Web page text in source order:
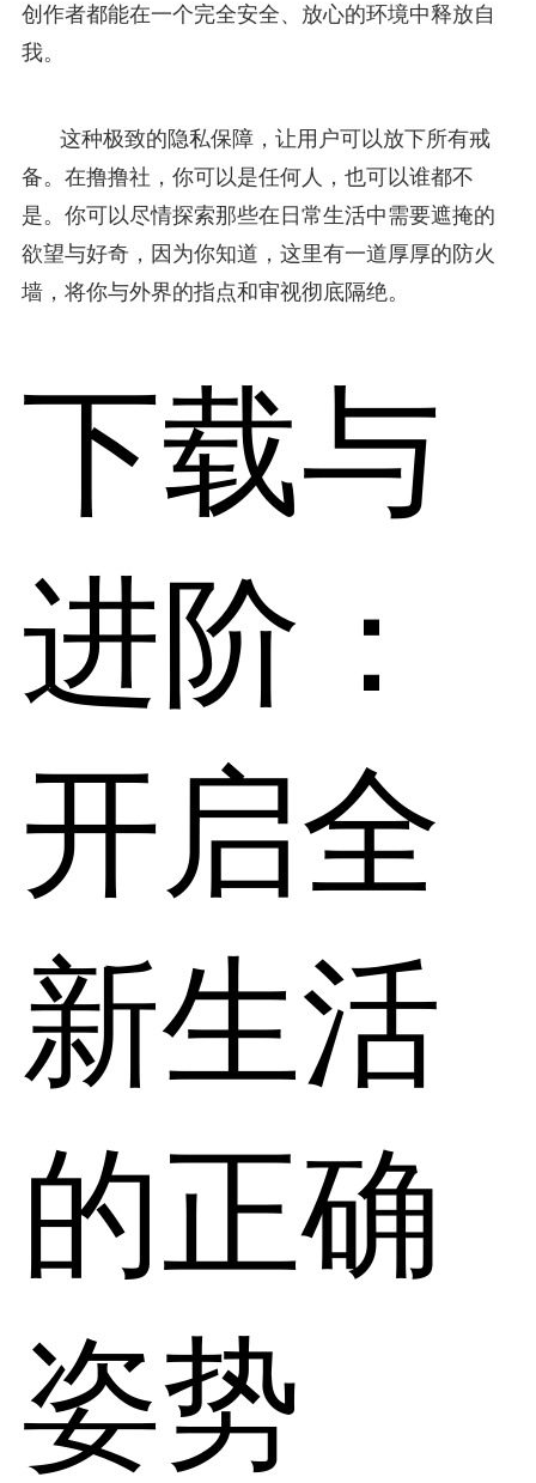
创作者都能在一个完全安全、放心的环境中释放自
我。
这种极致的隐私保障，让用户可以放下所有戒
备。在撸撸社，你可以是任何人，也可以谁都不
是。你可以尽情探索那些在日常生活中需要遮掩的
欲望与好奇，因为你知道，这里有一道厚厚的防火
墙，将你与外界的指点和审视彻底隔绝。
下载与
进阶：
开启全
新生活
的正确
姿势